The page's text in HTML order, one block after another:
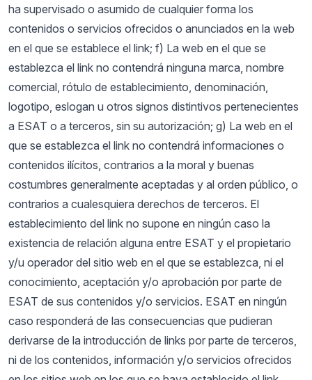
ha supervisado o asumido de cualquier forma los
contenidos o servicios ofrecidos o anunciados en la web
en el que se establece el link; f) La web en el que se
establezca el link no contendrá ninguna marca, nombre
comercial, rótulo de establecimiento, denominación,
logotipo, eslogan u otros signos distintivos pertenecientes
a ESAT o a terceros, sin su autorización; g) La web en el
que se establezca el link no contendrá informaciones o
contenidos ilícitos, contrarios a la moral y buenas
costumbres generalmente aceptadas y al orden público, o
contrarios a cualesquiera derechos de terceros. El
establecimiento del link no supone en ningún caso la
existencia de relación alguna entre ESAT y el propietario
y/u operador del sitio web en el que se establezca, ni el
conocimiento, aceptación y/o aprobación por parte de
ESAT de sus contenidos y/o servicios. ESAT en ningún
caso responderá de las consecuencias que pudieran
derivarse de la introducción de links por parte de terceros,
ni de los contenidos, información y/o servicios ofrecidos